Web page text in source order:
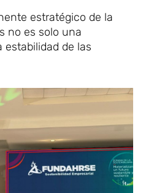
estratégico de la
no es solo una
de las